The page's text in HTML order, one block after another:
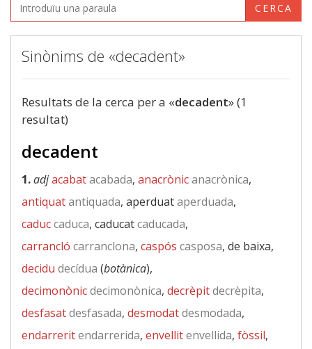
CERCA
Sinònims de «decadent»
Resultats de la cerca per a «decadent» (1
resultat)
decadent
1.adjacabatacabada, anacrònicanacrònica,
antiquatantiquada, aperduataperduada,
caduccaduca, caducatcaducada,
carrancló carranclona, caspós casposa, de baixa,
decidu decídua (botànica),
decimonònicdecimonònica, decrèpitdecrèpita,
desfasatdesfasada, desmodatdesmodada,
endarreritendarrerida, envellitenvellida, fòssil,